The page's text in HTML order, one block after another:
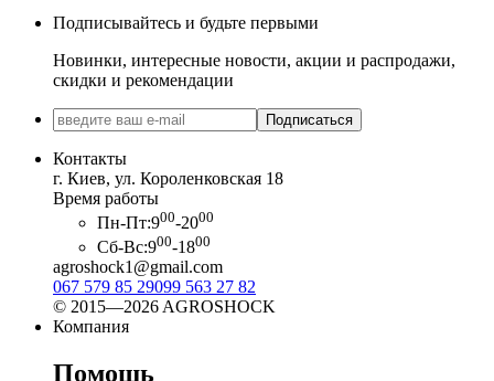
Подписывайтесь и будьте первыми
Новинки, интересные новости, акции и распродажи,
скидки и рекомендации
Подписаться
Контакты
г. Киев, ул. Короленковская 18
Время работы
Пн-Пт:900-2000
Сб-Вс:900-1800
agroshock1@gmail.com
067 579 85 29099 563 27 82
© 2015—2026 AGROSHOCK
Компания
Помощь